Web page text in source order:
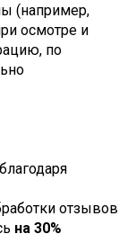
(например,
осмотре и
по
отзывов
на 30%